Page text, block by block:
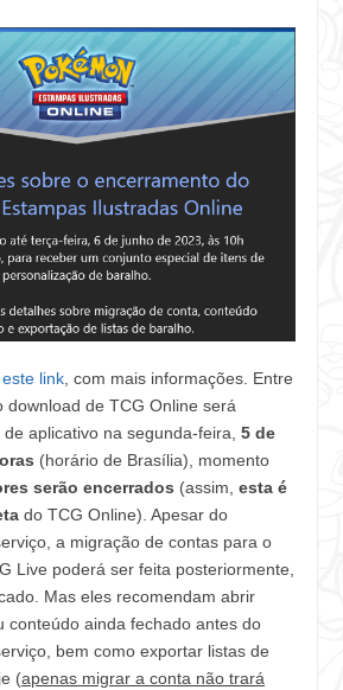
este link, com mais informações. Entre
download de TCG Online será
aplicativo na segunda-feira, 5 de
(horário de Brasília), momento
serão encerrados (assim, esta é
do TCG Online). Apesar do
a migração de contas para o
Live poderá ser feita posteriormente,
Mas eles recomendam abrir
conteúdo ainda fechado antes do
bem como exportar listas de
(apenas migrar a conta não trará